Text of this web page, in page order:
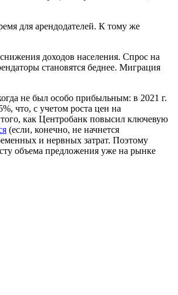
для арендодателей. К тому же
доходов населения. Спрос на
становятся беднее. Миграция
не был особо прибыльным: в 2021 г.
что, с учетом роста цен на
как Центробанк повысил ключевую
(если, конечно, не начнется
и нервных затрат. Поэтому
объема предложения уже на рынке